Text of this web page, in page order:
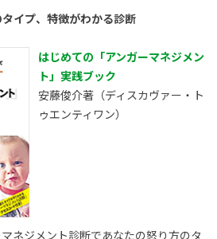
イプ、特徴がわかる診断
はじめての「アンガーマネジメン
ト」実践ブック
安藤俊介著（ディスカヴァー・ト
ゥエンティワン）
ネジメント診断であなたの怒り方のタ